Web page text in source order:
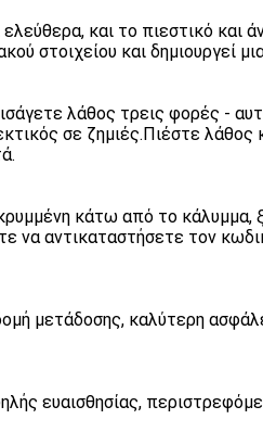
και το πιεστικό και
στοιχείου και δημιουργεί
λάθος τρεις φορές -
σε ζημιές.Πιέστε λάθος
κάτω από το κάλυμμα,
να αντικαταστήσετε τον
μετάδοσης, καλύτερη
ευαισθησίας,